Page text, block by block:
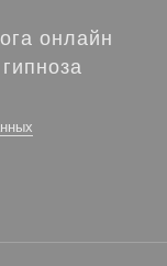
онлайн